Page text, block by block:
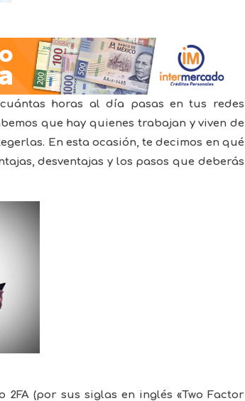
horas al día pasas en tus redes
que hay quienes trabajan y viven de
En esta ocasión, te decimos en qué
desventajas y los pasos que deberás
(por sus siglas en inglés «Two Factor